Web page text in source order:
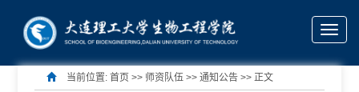
Toggle
当前位置: 首页 >> 师资队伍 >> 通知公告>> 正文